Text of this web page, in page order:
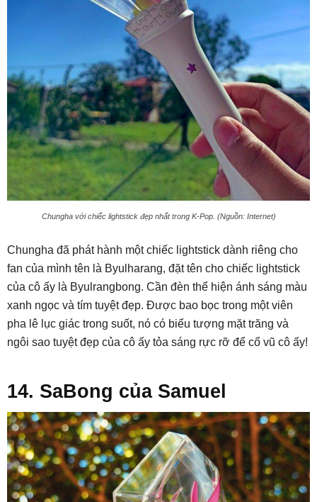
Chungha với chiếc lightstick đẹp nhất trong K-Pop. (Nguồn: Internet)
Chungha đã phát hành một chiếc lightstick dành riêng cho
fan của mình tên là Byulharang, đặt tên cho chiếc lightstick
của cô ấy là Byulrangbong. Cần đèn thể hiện ánh sáng màu
xanh ngọc và tím tuyệt đẹp. Được bao bọc trong một viên
pha lê lục giác trong suốt, nó có biểu tượng mặt trăng và
ngôi sao tuyệt đẹp của cô ấy tỏa sáng rực rỡ để cổ vũ cô ấy!
14. SaBong của Samuel